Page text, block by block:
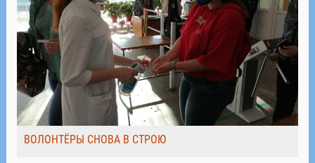
ВОЛОНТЁРЫ СНОВА В СТРОЮ